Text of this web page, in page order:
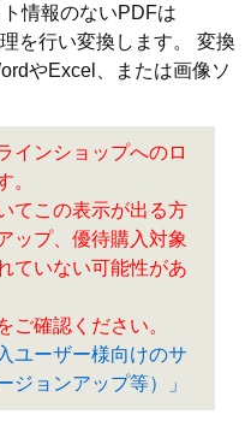
情報のないPDFは
を行い変換します。 変換
やExcel、または画像ソ
インショップへのロ
。
てこの表示が出る方
ップ、優待購入対象
ていない可能性があ
ご確認ください。
ユーザー様向けのサ
ジョンアップ等）」